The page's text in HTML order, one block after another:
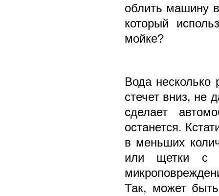
облить машину
который
мойке?
Вода несколько
стечет вниз, не
сделает
останется.
в меньших
или щетки с
Так, может